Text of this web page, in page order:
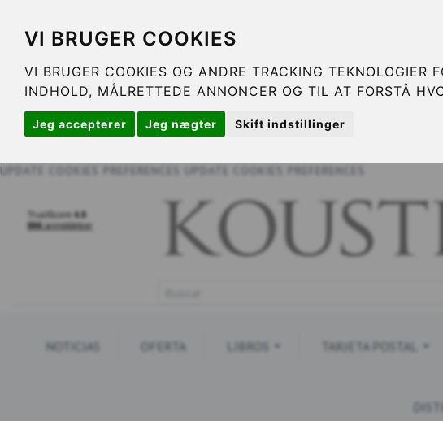
VI BRUGER COOKIES
VI BRUGER COOKIES OG ANDRE TRACKING TEKNOLOGIER
INDHOLD, MÅLRETTEDE ANNONCER OG TIL AT FORSTÅ
Jeg accepterer Jeg nægter Skift indstillinger
UPDATE COOKIES PREFERENCES UPDATE COOKIES PREFERENCES
NOTICIAS OFERTA LIBROS TARJETA POSTAL